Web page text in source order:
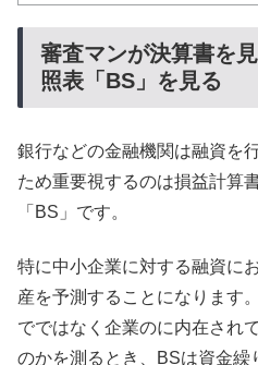
審査マンが決算書を
照表「BS」を見る
銀行などの金融機関は融資を
ため重要視するのは損益計算
「BS」です。
特に中小企業に対する融資に
産を予測することになります
でではなく企業のに内在され
のかを測るとき、BSは資金繰